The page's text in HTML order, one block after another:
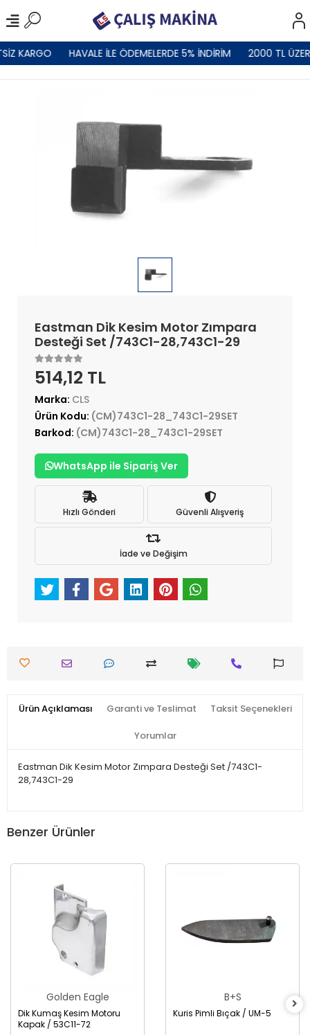
KARGO HAVALE İLE ÖDEMELERDE 5% İNDİRİM 2000 TL
Eastman Dik Kesim Motor Zımpara
Desteği Set /743C1-28,743C1-29
514,12 TL
Marka: CLS
Ürün Kodu: (CM)743C1-28_743C1-29SET
Barkod: (CM)743C1-28_743C1-29SET
WhatsApp ile Sipariş Ver
Hızlı Gönderi Güvenli Alışveriş
İade ve Değişim
Ürün Açıklaması Garanti ve Teslimat Taksit Seçenekleri
Yorumlar
Eastman Dik Kesim Motor Zımpara Desteği Set /743C1-
28,743C1-29
Benzer Ürünler
Golden Eagle
Dik Kumaş Kesim Motoru
Kapak / 53C11-72
B+S
Kuris Pimli Bıçak / UM-5